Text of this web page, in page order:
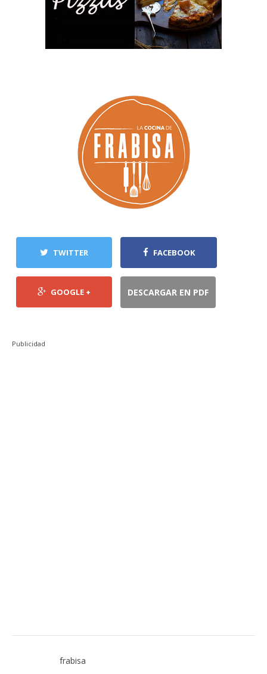
TWITTER FACEBOOK
GOOGLE + DESCARGAR EN PDF
Publicidad
frabisa